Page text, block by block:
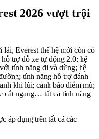
2026 vượt trội
Everest thế hệ mới còn có
trợ đỗ xe tự động 2.0; hệ
tính năng đi và dừng; hệ
tính năng hỗ trợ đánh
khi lùi; cảnh báo điểm mù;
cắt ngang… tất cả tính năng
áp dụng trên tất cả các